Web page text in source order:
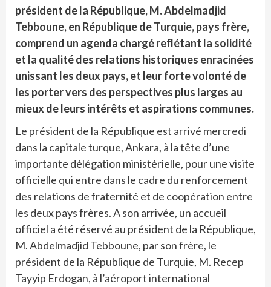
président de la République, M. Abdelmadjid
Tebboune, en République de Turquie, pays frère,
comprend un agenda chargé reflétant la solidité
et la qualité des relations historiques enracinées
unissant les deux pays, et leur forte volonté de
les porter vers des perspectives plus larges au
mieux de leurs intérêts et aspirations communes.
Le président de la République est arrivé mercredi
dans la capitale turque, Ankara, à la tête d’une
importante délégation ministérielle, pour une visite
officielle qui entre dans le cadre du renforcement
des relations de fraternité et de coopération entre
les deux pays frères. A son arrivée, un accueil
officiel a été réservé au président de la République,
M. Abdelmadjid Tebboune, par son frère, le
président de la République de Turquie, M. Recep
Tayyip Erdogan, à l’aéroport international